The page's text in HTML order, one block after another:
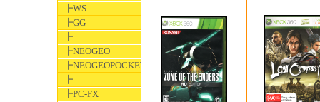
┣WS
┣GG
┣
┣NEOGEO
┣NEOGEOPOCKET
┣
┣PC-FX